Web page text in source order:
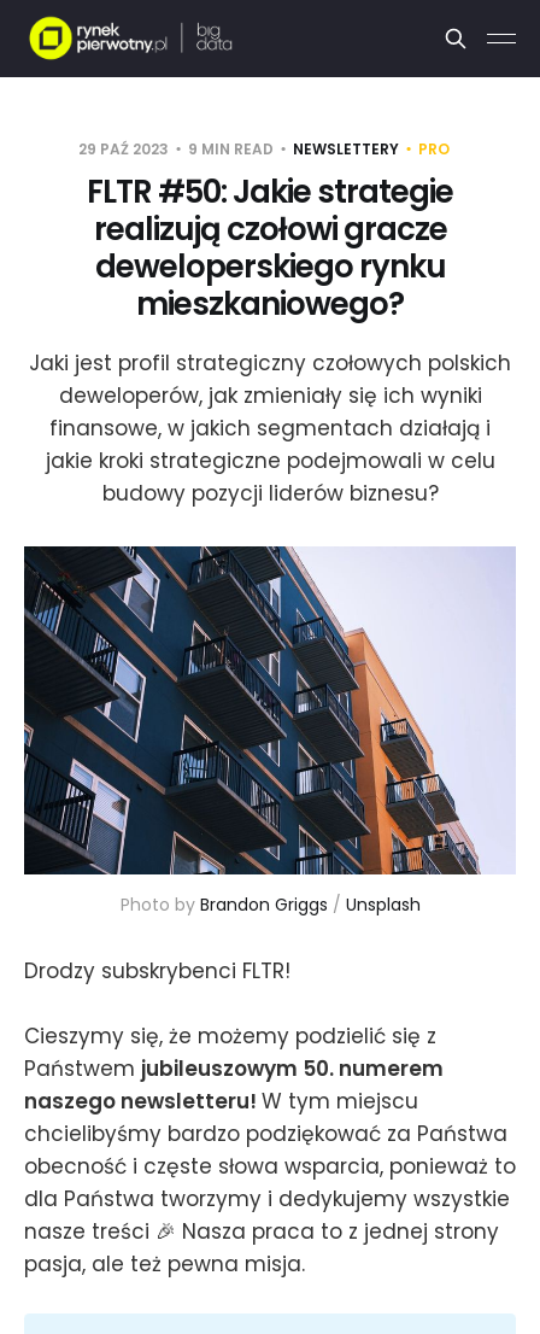
29 PAŹ 2023 9 MIN READ NEWSLETTERY PRO
FLTR #50: Jakie strategie
realizują czołowi gracze
deweloperskiego rynku
mieszkaniowego?
Jaki jest profil strategiczny czołowych polskich
deweloperów, jak zmieniały się ich wyniki
finansowe, w jakich segmentach działają i
jakie kroki strategiczne podejmowali w celu
budowy pozycji liderów biznesu?
Photo by Brandon Griggs / Unsplash
Drodzy subskrybenci FLTR!
Cieszymy się, że możemy podzielić się z
Państwem jubileuszowym 50. numerem
naszego newsletteru! W tym miejscu
chcielibyśmy bardzo podziękować za Państwa
obecność i częste słowa wsparcia, ponieważ to
dla Państwa tworzymy i dedykujemy wszystkie
nasze treści 🎉 Nasza praca to z jednej strony
pasja, ale też pewna misja.